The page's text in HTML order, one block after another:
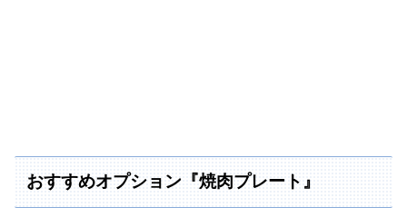
おすすめオプション『焼肉プレート』